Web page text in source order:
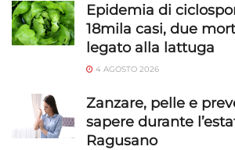
Epidemia di
18mila casi, due
legato alla lattuga
4 AGOSTO 2026
Zanzare, pelle e
sapere durante
Ragusano